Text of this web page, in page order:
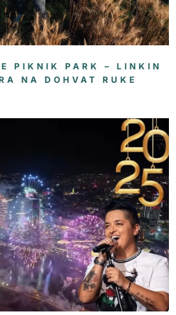
PIKNIK PARK – LINKIN
NA DOHVAT RUKE